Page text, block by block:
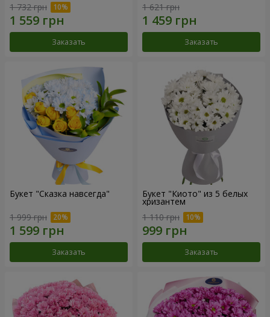
1 732 грн
Заказать
1 621 грн
Заказать
Букет "Сказка навсегда"
1 999 грн
Заказать
Букет "Киото" из 5 белых
хризантем
1 110 грн
Заказать